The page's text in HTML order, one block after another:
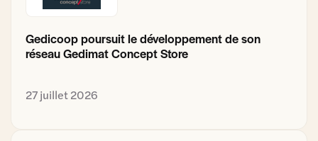
Gedicoop poursuit le développement de son
réseau Gedimat Concept Store
27 juillet 2026